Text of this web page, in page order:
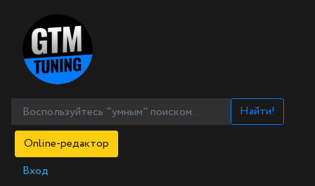
Найти!
Online-редактор
Вход